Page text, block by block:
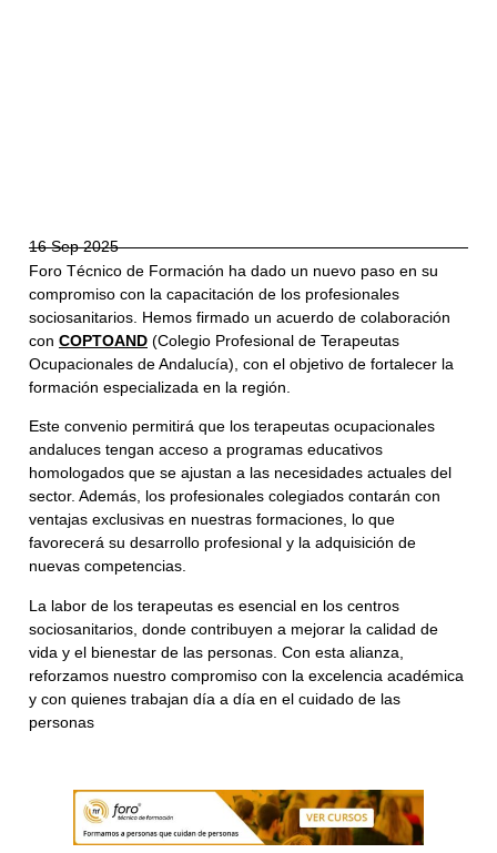
16 Sep 2025
Foro Técnico de Formación ha dado un nuevo paso en su
compromiso con la capacitación de los profesionales
sociosanitarios. Hemos firmado un acuerdo de colaboración
con COPTOAND (Colegio Profesional de Terapeutas
Ocupacionales de Andalucía), con el objetivo de fortalecer la
formación especializada en la región.
Este convenio permitirá que los terapeutas ocupacionales
andaluces tengan acceso a programas educativos
homologados que se ajustan a las necesidades actuales del
sector. Además, los profesionales colegiados contarán con
ventajas exclusivas en nuestras formaciones, lo que
favorecerá su desarrollo profesional y la adquisición de
nuevas competencias.
La labor de los terapeutas es esencial en los centros
sociosanitarios, donde contribuyen a mejorar la calidad de
vida y el bienestar de las personas. Con esta alianza,
reforzamos nuestro compromiso con la excelencia académica
y con quienes trabajan día a día en el cuidado de las
personas